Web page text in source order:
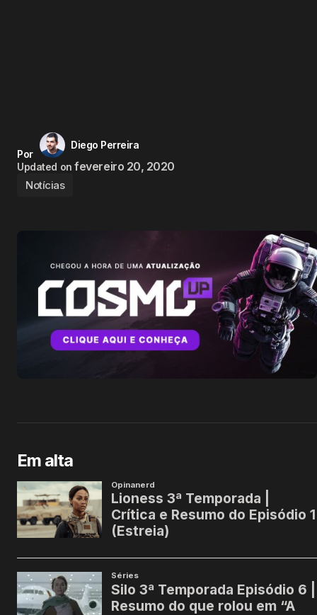
Por
Diego Perreira
Updated on fevereiro 20, 2020
Notícias
Em alta